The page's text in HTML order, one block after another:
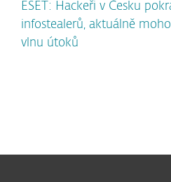
ESET: Hackeři v Česku
infostealerů, aktuálně
vlnu útoků